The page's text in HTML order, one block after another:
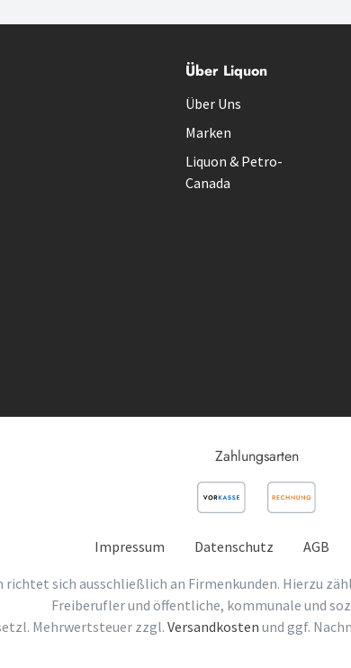
Über Liquon
Über Uns
Marken
Liquon & Petro-
Canada
Zahlungsarten
Impressum Datenschutz AGB
sich ausschließlich an Firmenkunden. Hierzu
Freiberufler und öffentliche, kommunale und
Mehrwertsteuer zzgl. Versandkosten und ggf.